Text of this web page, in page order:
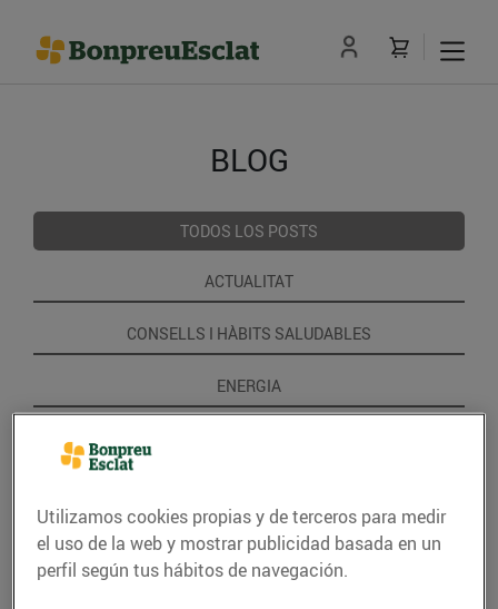
BLOG
TODOS LOS POSTS
ACTUALITAT
CONSELLS I HÀBITS SALUDABLES
ENERGIA
Utilizamos cookies propias y de terceros para medir
el uso de la web y mostrar publicidad basada en un
perfil según tus hábitos de navegación.